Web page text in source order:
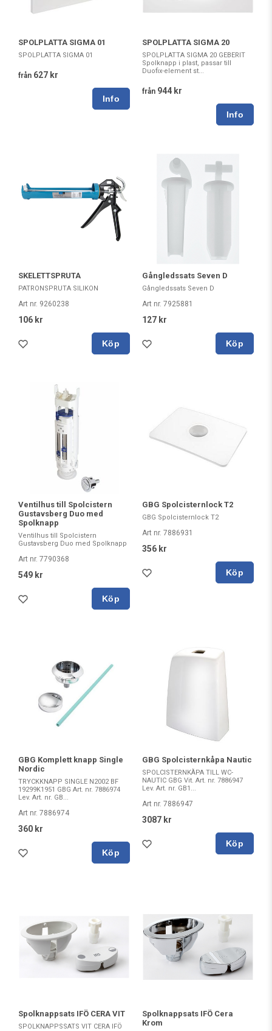
SPOLPLATTA SIGMA 01
SPOLPLATTA SIGMA 01
från 627 kr
SPOLPLATTA SIGMA 20
SPOLPLATTA SIGMA 20 GEBERIT
Spolknapp i plast, passar till
Duofix-element st...
från 944 kr
SKELETTSPRUTA
PATRONSPRUTA SILIKON
Art nr. 9260238
106 kr
Köp
Gångledssats Seven D
Gångledssats Seven D
Art nr. 7925881
127 kr
Köp
Ventilhus till Spolcistern
Gustavsberg Duo med
Spolknapp
Ventilhus till Spolcistern
Gustavsberg Duo med Spolknapp
Art nr. 7790368
549 kr
Köp
GBG Spolcisternlock T2
GBG Spolcisternlock T2
Art nr. 7886931
356 kr
Köp
GBG Komplett knapp Single
Nordic
TRYCKKNAPP SINGLE N2002 BF
19299K1951 GBG Art. nr. 7886974
Lev. Art. nr. GB...
Art nr. 7886974
360 kr
Köp
GBG Spolcisternkåpa Nautic
SPOLCISTERNKÅPA TILL WC-
NAUTIC GBG Vit. Art. nr. 7886947
Lev. Art. nr. GB1...
Art nr. 7886947
3087 kr
Köp
Spolknappsats IFÖ CERA VIT
SPOLKNAPPSSATS VIT CERA IFÖ
Spolknappsats IFÖ Cera
Krom